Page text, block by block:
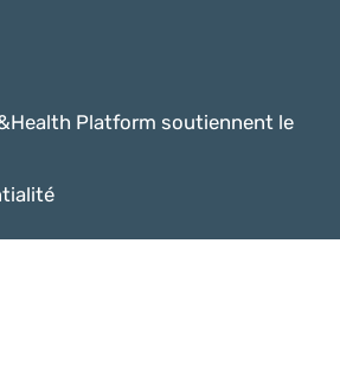
Platform soutiennent le